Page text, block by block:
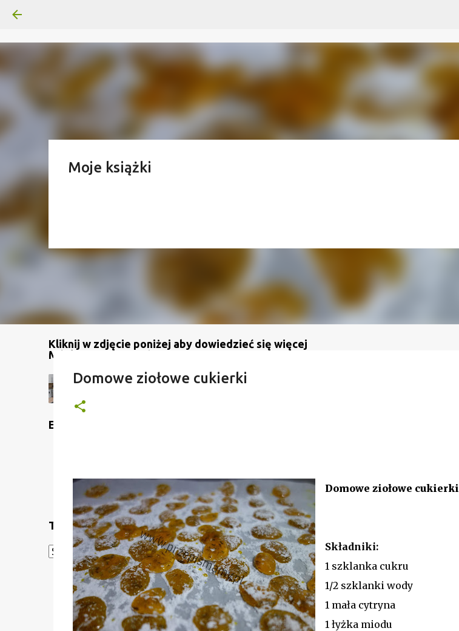
Kliknij w zdjęcie poniżej aby dowiedzieć się więcej
Moje książki
Mój kanał na YouTube
Etykiety
Translate
Powered by Translate
Domowe ziołowe cukierki
Domowe ziołowe cukierki
Składniki:
1 szklanka cukru
1/2 szklanki wody
1 mała cytryna
1 łyżka miodu